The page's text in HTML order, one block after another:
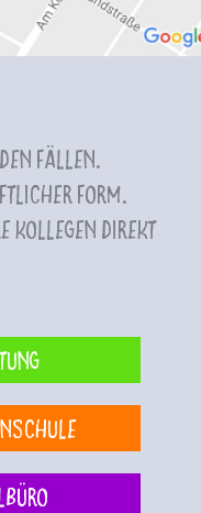
Fällen.
Form.
Kollegen direkt